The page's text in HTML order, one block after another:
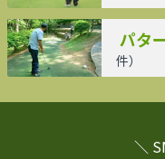
パタ
件）
＼